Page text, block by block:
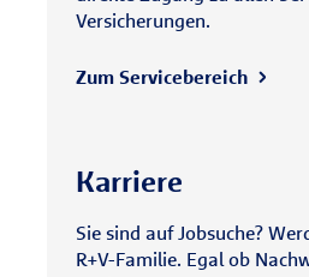
Versicherungen.
Zum Servicebereich
Karriere
Sie sind auf Jobsuche?
R+V-Familie. Egal ob